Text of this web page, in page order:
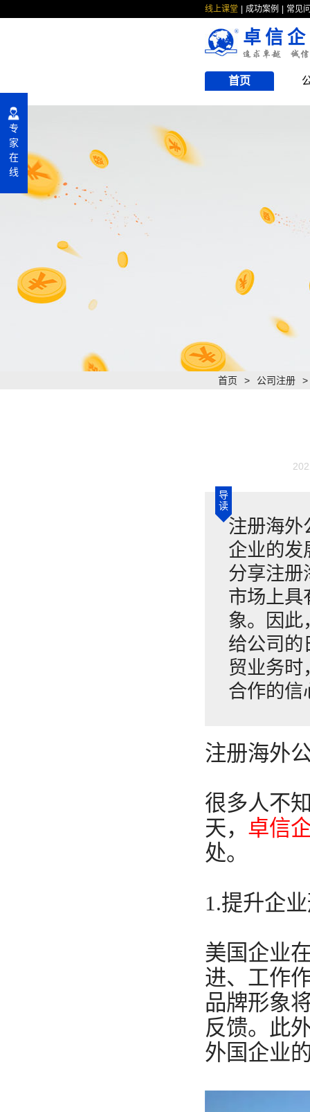
线上课堂 成功案例 常见
卓信
首页
首页 > 公司注册 >
导
读
注册海外
企业的发
分享注册
市场上具
象。因此
给公司的
贸业务时
合作的信
注册海外
很多人不
天， 卓信
处。
1.提升企
美国企业
进、工作
品牌形象
反馈。此
外国企业
专
家
在
线